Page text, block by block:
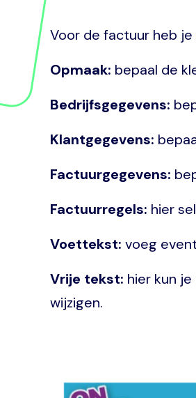
Voor de factuur heb
Opmaak: bepaal de
Bedrijfsgegevens:
Klantgegevens:
Factuurgegevens:
Factuurregels: hier
Voettekst: voeg
Vrije tekst: hier kun
wijzigen.
Image